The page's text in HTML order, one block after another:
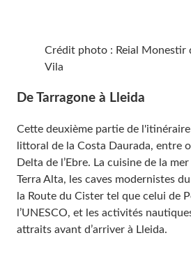
Crédit photo : Reial Monestir
Vila
De Tarragone à Lleida
Cette deuxième partie de
littoral de la Costa Daurada, entre
Delta de l’Ebre. La cuisine de la
Terra Alta, les caves modernistes
la Route du Cister tel que celui de
l’UNESCO, et les activités
attraits avant d’arriver à Lleida.